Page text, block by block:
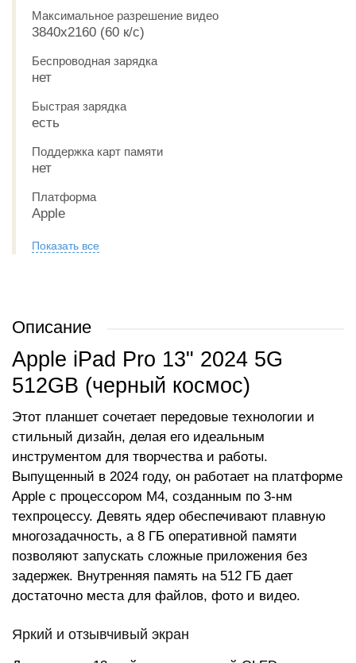
Максимальное разрешение видео
3840x2160 (60 к/с)
Беспроводная зарядка
нет
Быстрая зарядка
есть
Поддержка карт памяти
нет
Платформа
Apple
Показать все
Описание
Apple iPad Pro 13" 2024 5G
512GB (черный космос)
Этот планшет сочетает передовые технологии и
стильный дизайн, делая его идеальным
инструментом для творчества и работы.
Выпущенный в 2024 году, он работает на платформе
Apple с процессором M4, созданным по 3-нм
техпроцессу. Девять ядер обеспечивают плавную
многозадачность, а 8 ГБ оперативной памяти
позволяют запускать сложные приложения без
задержек. Внутренняя память на 512 ГБ дает
достаточно места для файлов, фото и видео.
Яркий и отзывчивый экран